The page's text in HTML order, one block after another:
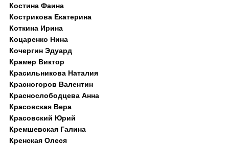
Костина Фаина
Кострикова Екатерина
Коткина Ирина
Коцаренко Нина
Кочергин Эдуард
Крамер Виктор
Красильникова Наталия
Красногоров Валентин
Краснослободцева Анна
Красовская Вера
Красовский Юрий
Кремшевская Галина
Кренская Олеся